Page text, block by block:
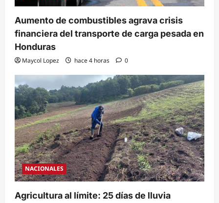
Aumento de combustibles agrava crisis
financiera del transporte de carga pesada en
Honduras
Maycol Lopez hace 4 horas 0
NACIONALES
Agricultura al límite: 25 días de lluvia